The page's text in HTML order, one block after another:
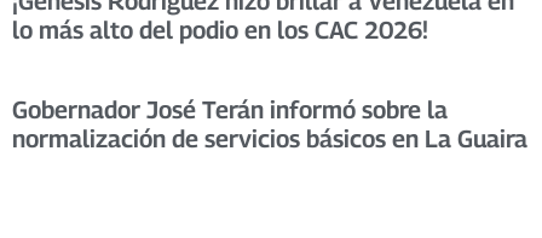
lo más alto del podio en los CAC 2026! ​
Gobernador José Terán informó sobre la
normalización de servicios básicos en La Guaira